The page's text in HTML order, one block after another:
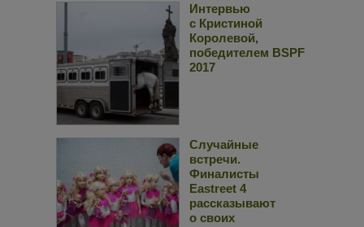
Интервью
с Кристиной
Королевой,
победителем BSPF
2017
Случайные
встречи.
Финалисты
Eastreet 4
рассказывают
о своих